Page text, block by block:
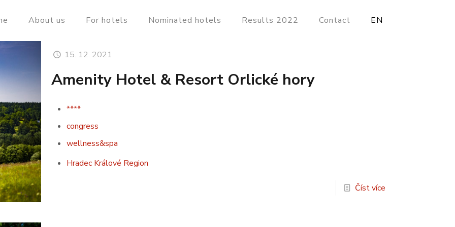
About us For hotels Nominated hotels Results 2022 Contact EN
15. 12. 2021
Amenity Hotel & Resort Orlické hory
****
congress
wellness&spa
Hradec Králové Region
Číst více